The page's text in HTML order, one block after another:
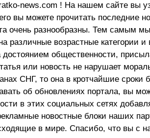
news.com ! На нашем сайте вы
вы можете прочитать последние
очень разнообразны. Тем самым
различные возрастные категории и
общественности,
или новость не нарушает
СНГ, то она в кротчайшие сроки
об обновлениях портала, вы
в этих социальных сетях
новостные блоки наших
в мире. Спасибо, что вы с